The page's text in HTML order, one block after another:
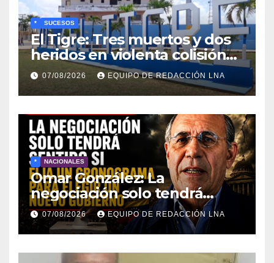
* SUCESOS
El Tigre: Tres muertos y dos
heridos en violenta colisión
de vehículos
07/08/2026 EQUIPO DE REDACCIÓN LNA
* NACIONALES
Omar González: La
negociación solo tendrá
sentido si fija un cronograma
para elegir un nuevo
gobierno
07/08/2026 EQUIPO DE REDACCIÓN LNA